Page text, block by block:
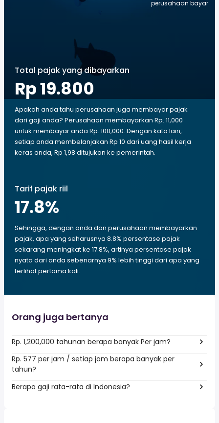
perusahaan bayar
Total pajak yang dibayarkan
Rp 19.800
Apakah anda tahu perusahaan juga membayar pajak
dari gaji anda? Perusahaan membayarkan Rp. 11,000
untuk membayar anda Rp. 100,000. Dengan kata lain,
setiap anda membelanjakan Rp 10 dari uang hasil kerja
keras anda, Rp 1,98 ditujukan ke pemerintah.
Tarif pajak riil
17.8%
Sehingga, dengan anda dan perusahaan membayarkan
pajak, apa yang seharusnya 8.8% persentase pajak
sekarang meningkat ke 17.8%, artinya persentase pajak
nyata dari anda sebenarnya 9% lebih tinggi dari apa yang
terlihat pertama kali.
Orang juga bertanya
Rp. 1,200,000 tahunan berapa banyak Per jam?
Rp. 577 per jam / setiap jam berapa banyak per
tahun?
Berapa gaji rata-rata di Indonesia?